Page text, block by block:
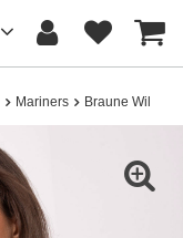
Mariners Braune